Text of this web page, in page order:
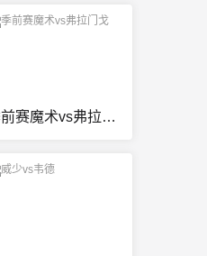
季前赛魔术vs弗拉门戈